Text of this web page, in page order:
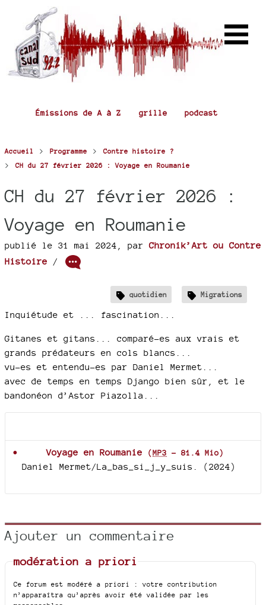
Émissions de A à Z grille podcast
Accueil > Programme > Contre histoire ?
> CH du 27 février 2026 : Voyage en Roumanie
CH du 27 février 2026 :
Voyage en Roumanie
publié le 31 mai 2024 parChronik’Art ou Contre
Histoire /
quotidien Migrations
Inquiétude et ... fascination...
Gitanes et gitans... comparé-es aux vrais et
grands prédateurs en cols blancs...
vu-es et entendu-es par Daniel Mermet...
avec de temps en temps Django bien sûr, et le
bandonéon d’Astor Piazolla...
Voyage en Roumanie (MP3 - 81.4 Mio)
Daniel Mermet/La_bas_si_j_y_suis. (2024)
Ajouter un commentaire
modération a priori
Ce forum est modéré a priori : votre contribution
n’apparaîtra qu’après avoir été validée par les